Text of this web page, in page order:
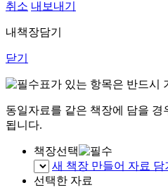
취소 내보내기
내책장담기
닫기
표가 있는 항목은 반드시
동일자료를 같은 책장에 담을 경
됩니다.
책장선택
새 책장 만들어 자료 담
선택한 자료